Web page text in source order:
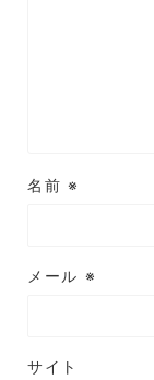
名前※
メール ※
サイト